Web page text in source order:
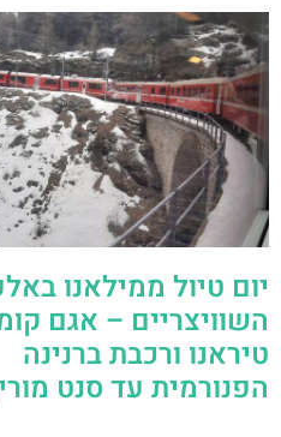
יום טיול ממילאנו
השוויצריים – אגם
טיראנו ורכבת ברנינה
הפנורמית עד סנט